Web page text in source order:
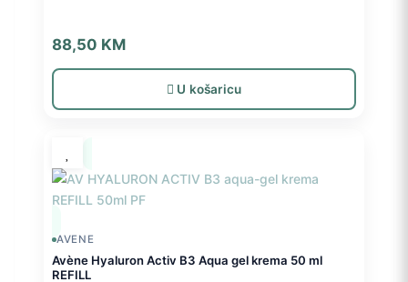
88,50 KM
U košaricu
AVENE
Avène Hyaluron Activ B3 Aqua gel krema 50 ml
REFILL